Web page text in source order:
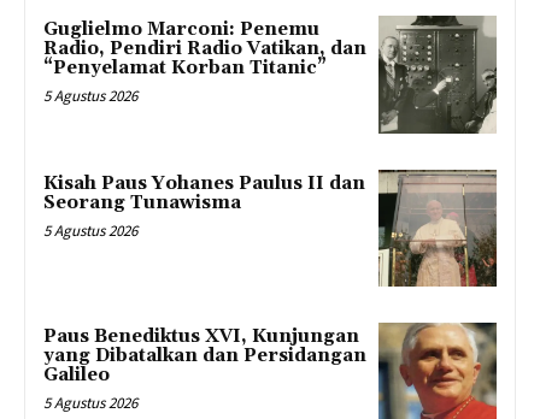
Guglielmo Marconi: Penemu
Radio, Pendiri Radio Vatikan, dan
“Penyelamat Korban Titanic”
5 Agustus 2026
Kisah Paus Yohanes Paulus II dan
Seorang Tunawisma
5 Agustus 2026
Paus Benediktus XVI, Kunjungan
yang Dibatalkan dan Persidangan
Galileo
5 Agustus 2026